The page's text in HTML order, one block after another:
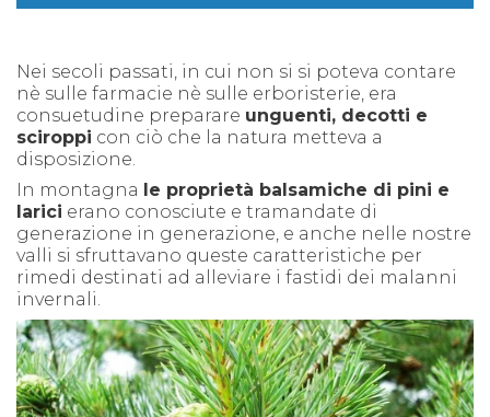
Nei secoli passati, in cui non si si poteva contare
nè sulle farmacie nè sulle erboristerie, era
consuetudine preparare unguenti, decotti e
sciroppi con ciò che la natura metteva a
disposizione.
In montagna le proprietà balsamiche di pini e
larici erano conosciute e tramandate di
generazione in generazione, e anche nelle nostre
valli si sfruttavano queste caratteristiche per
rimedi destinati ad alleviare i fastidi dei malanni
invernali.